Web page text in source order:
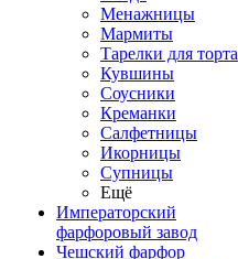
Менажницы
Мармиты
Тарелки для торта
Кувшины
Соусники
Креманки
Салфетницы
Икорницы
Супницы
Ещё
Императорский
фарфоровый завод
Чешский фарфор